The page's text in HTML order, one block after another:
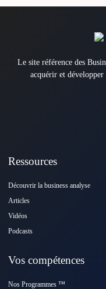
Le site référence des
acquérir et développer
Ressources
Découvrir la business analyse
Articles
Vidéos
Podcasts
Vos compétences
Nos Programmes ™️